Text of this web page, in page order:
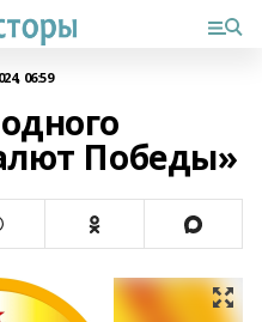
06:59
Победы»